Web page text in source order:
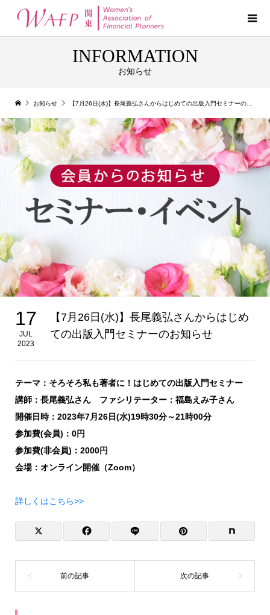
INFORMATION
お知らせ
お知らせ 【7月26日(水)】長尾義弘さんからはじめての出版入門セミナーのお知らせ
17
JUL
2023
【7月26日(水)】長尾義弘さんからはじめ
ての出版入門セミナーのお知らせ
テーマ：そろそろ私も著者に！はじめての出版入門セミナー
講師：長尾義弘さん ファシリテーター：福島えみ子さん
開催日時：2023年7月26日(水)19時30分～21時00分
参加費(会員)：0円
参加費(非会員)：2000円
会場：オンライン開催（Zoom）
詳しくはこちら>>